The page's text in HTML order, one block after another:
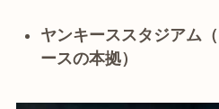
ヤンキーススタジアム
ースの本拠）